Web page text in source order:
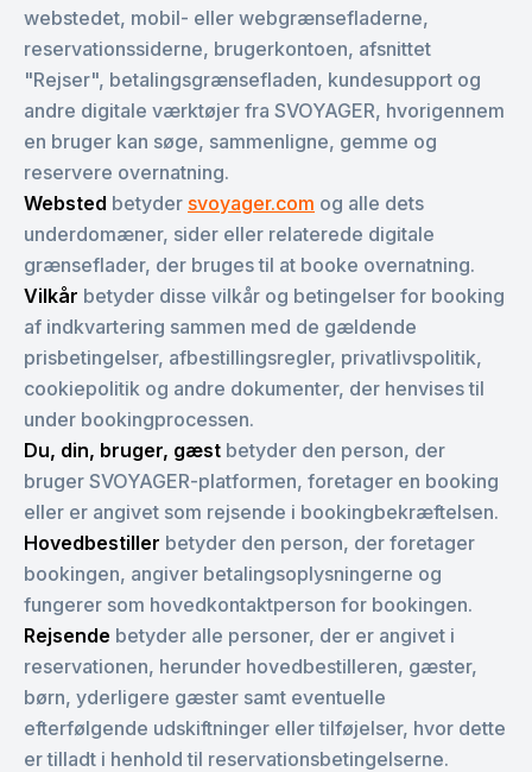
webstedet, mobil- eller webgrænsefladerne,
reservationssiderne, brugerkontoen, afsnittet
"Rejser", betalingsgrænsefladen, kundesupport og
andre digitale værktøjer fra SVOYAGER, hvorigennem
en bruger kan søge, sammenligne, gemme og
reservere overnatning.
Websted betyder svoyager.com og alle dets
underdomæner, sider eller relaterede digitale
grænseflader, der bruges til at booke overnatning.
Vilkår betyder disse vilkår og betingelser for booking
af indkvartering sammen med de gældende
prisbetingelser, afbestillingsregler, privatlivspolitik,
cookiepolitik og andre dokumenter, der henvises til
under bookingprocessen.
Du, din, bruger, gæst betyder den person, der
bruger SVOYAGER-platformen, foretager en booking
eller er angivet som rejsende i bookingbekræftelsen.
Hovedbestiller betyder den person, der foretager
bookingen, angiver betalingsoplysningerne og
fungerer som hovedkontaktperson for bookingen.
Rejsende betyder alle personer, der er angivet i
reservationen, herunder hovedbestilleren, gæster,
børn, yderligere gæster samt eventuelle
efterfølgende udskiftninger eller tilføjelser, hvor dette
er tilladt i henhold til reservationsbetingelserne.